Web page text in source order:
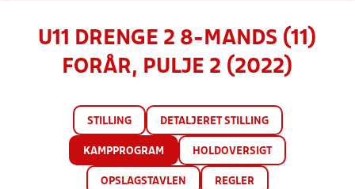
U11 DRENGE 2 8-MANDS (11)
FORÅR, PULJE 2 (2022)
STILLING DETALJERET STILLING
KAMPPROGRAM HOLDOVERSIGT
OPSLAGSTAVLEN REGLER